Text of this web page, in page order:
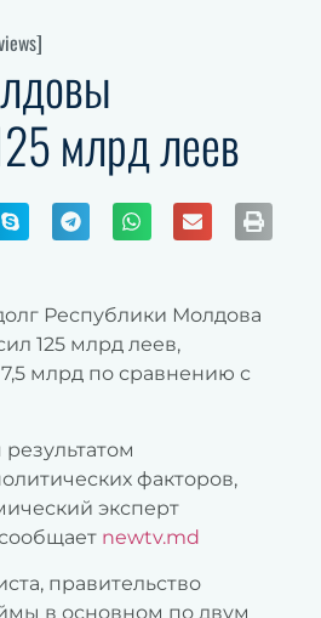
млрд леев
Республики Молдова
125 млрд леев,
млрд по сравнению с
результатом
факторов,
эксперт
newtv.md
правительство
в основном по двум